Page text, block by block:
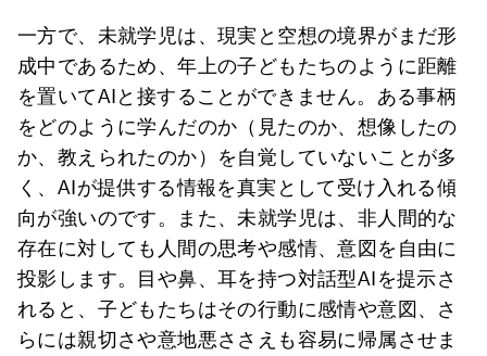
一方で、未就学児は、現実と空想の境界がまだ形
成中であるため、年上の子どもたちのように距離
を置いてAIと接することができません。ある事柄
をどのように学んだのか（見たのか、想像したの
か、教えられたのか）を自覚していないことが多
く、AIが提供する情報を真実として受け入れる傾
向が強いのです。また、未就学児は、非人間的な
存在に対しても人間の思考や感情、意図を自由に
投影します。目や鼻、耳を持つ対話型AIを提示さ
れると、子どもたちはその行動に感情や意図、さ
らには親切さや意地悪ささえも容易に帰属させま